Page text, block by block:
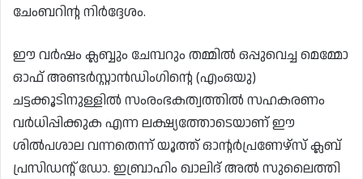
ചേംബറിന്റ നിർദ്ദേശം.
ഈ വർഷം ക്ലബ്ബും ചേമ്പറും തമ്മിൽ ഒപ്പുവെച്ച മെമ്മോ
ഓഫ് അണ്ടർസ്റ്റാൻഡിംഗിൻ്റെ (എംഒയു)
ചട്ടക്കൂടിനുള്ളിൽ സംരംഭകത്വത്തിൽ സഹകരണം
വർധിപ്പിക്കുക എന്ന ലക്ഷ്യത്തോടെയാണ് ഈ
ശിൽപശാല വന്നതെന്ന് യൂത്ത് ഓൻ്റർപ്രണേഴ്‌സ് ക്ലബ്
പ്രസിഡൻ്റ് ഡോ. ഇബ്രാഹിം ഖാലിദ് അൽ സുലൈത്തി